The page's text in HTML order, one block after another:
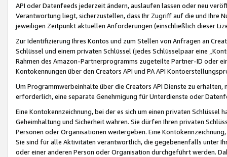
API oder Datenfeeds jederzeit ändern, auslaufen lassen oder neu
Verantwortung liegt, sicherzustellen, dass Ihr Zugriff auf die und Ihre
jeweiligen Zeitpunkt aktuellen Anforderungen (einschließlich dieser
Zur Identifizierung Ihres Kontos und zum Stellen von Anfragen an
Schlüssel und einem privaten Schlüssel (jedes Schlüsselpaar eine
Rahmen des Amazon-Partnerprogramms zugeteilte Partner-ID oder
Kontokennungen über den Creators API und PA API
Um Programmwerbeinhalte über die Creators API Dienste zu
erforderlich, eine separate Genehmigung für Unterdienste oder
Eine Kontokennzeichnung, bei der es sich um einen privaten
Geheimhaltung und Sicherheit wahren. Sie dürfen Ihren privaten
Personen oder Organisationen weitergeben. Eine
Sie sind für alle Aktivitäten verantwortlich, die gegebenenfalls unter
oder einer anderen Person oder Organisation durchgeführt werden.